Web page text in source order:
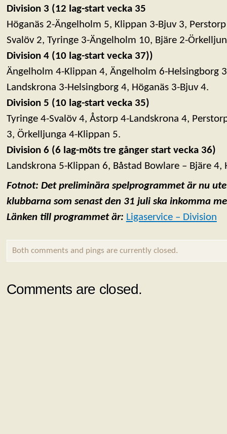
Division 3 (12 lag-start vecka 35
Höganäs 2-Ängelholm 5, Klippan 3-Bjuv 3,
Svalöv 2, Tyringe 3-Ängelholm 10, Bjäre 2-
Division 4 (10 lag-start vecka 37))
Ängelholm 4-Klippan 4, Ängelholm 6-Helsingborg
Landskrona 3-Helsingborg 4, Höganäs 3-Bjuv 4.
Division 5 (10 lag-start vecka 35)
Tyringe 4-Svalöv 4, Åstorp 4-Landskrona 4,
3, Örkelljunga 4-Klippan 5.
Division 6 (6 lag-möts tre gånger start vecka 36)
Landskrona 5-Klippan 6, Båstad Bowlare – Bjäre 4,
Fotnot: Det preliminära spelprogrammet är nu
klubbarna som senast den 31 juli ska inkomma
Länken till programmet är: Ligaservice – Division
Both comments and pings are currently closed.
Comments are closed.